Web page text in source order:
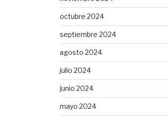
octubre 2024
septiembre 2024
agosto 2024
julio 2024
junio 2024
mayo 2024